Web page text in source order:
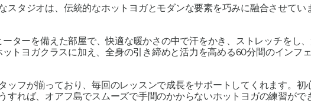
スタジオは、伝統的なホットヨガとモダンな要素を巧みに融合させてい
ターを備えた部屋で、快適な暖かさの中で汗をかき、ストレッチをし
トヨガクラスに加え、全身の引き締めと活力を高める60分間のインフ
ッフが揃っており、毎回のレッスンで成長をサポートしてくれます。
すれば、オアフ島でスムーズで手間のかからないホットヨガの練習が